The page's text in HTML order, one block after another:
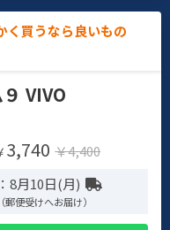
く買うなら良いもの
VIVO
3,740 ￥4,400
8月10日(月)
郵便受けへお届け）